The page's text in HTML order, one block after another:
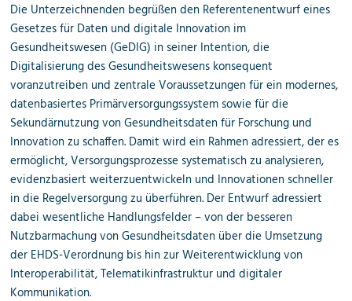
Die Unterzeichnenden begrüßen den Referentenentwurf eines
Gesetzes für Daten und digitale Innovation im
Gesundheitswesen (GeDIG) in seiner Intention, die
Digitalisierung des Gesundheitswesens konsequent
voranzutreiben und zentrale Voraussetzungen für ein modernes,
datenbasiertes Primärversorgungssystem sowie für die
Sekundärnutzung von Gesundheitsdaten für Forschung und
Innovation zu schaffen. Damit wird ein Rahmen adressiert, der es
ermöglicht, Versorgungsprozesse systematisch zu analysieren,
evidenzbasiert weiterzuentwickeln und Innovationen schneller
in die Regelversorgung zu überführen. Der Entwurf adressiert
dabei wesentliche Handlungsfelder – von der besseren
Nutzbarmachung von Gesundheitsdaten über die Umsetzung
der EHDS-Verordnung bis hin zur Weiterentwicklung von
Interoperabilität, Telematikinfrastruktur und digitaler
Kommunikation.